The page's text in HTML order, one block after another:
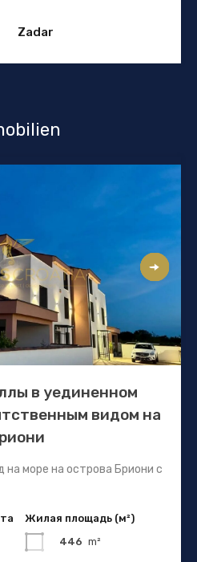
Zadar
в уединенном
видом на
на море на острова Бриони с
Жилая площадь (м²)
446 m²